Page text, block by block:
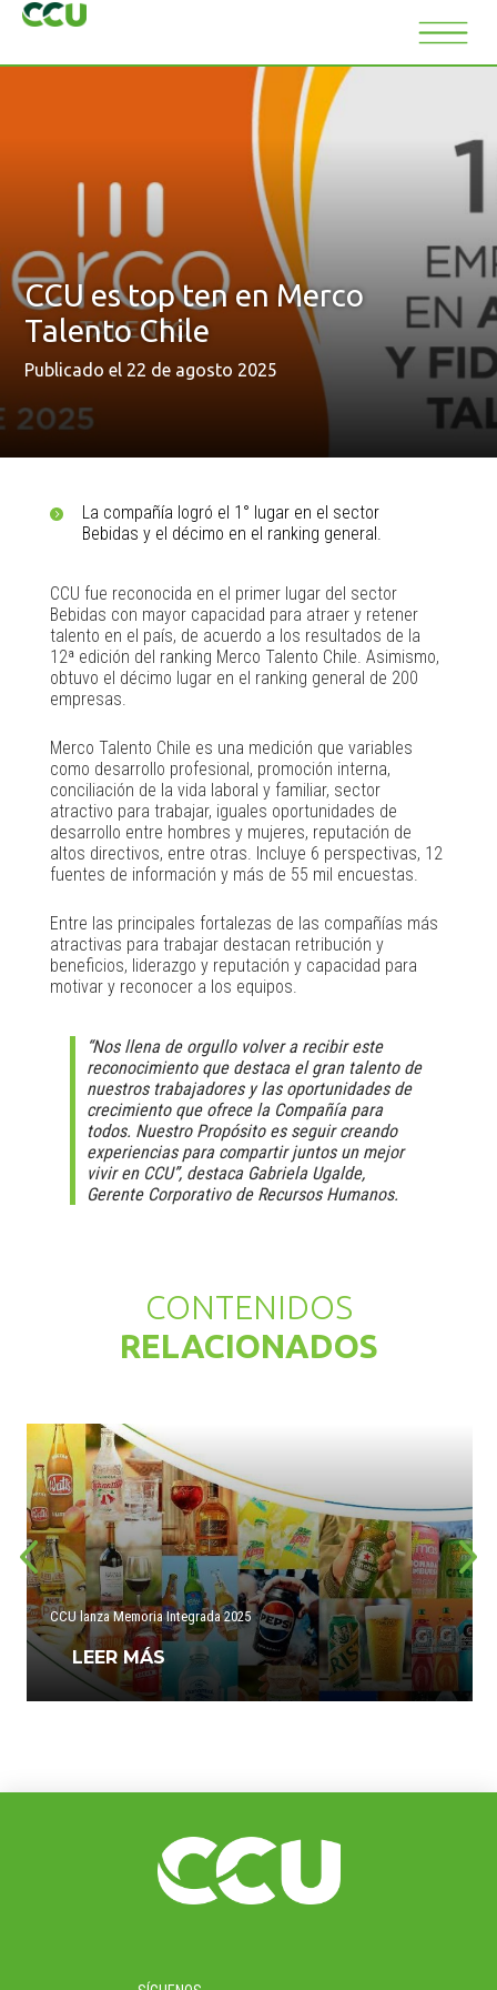
CCU es top ten en Merco
Talento Chile
Publicado el 22 de agosto 2025
La compañía logró el 1° lugar en el sector
Bebidas y el décimo en el ranking general.
CCU fue reconocida en el primer lugar del sector
Bebidas con mayor capacidad para atraer y retener
talento en el país, de acuerdo a los resultados de la
12ª edición del ranking Merco Talento Chile. Asimismo,
obtuvo el décimo lugar en el ranking general de 200
empresas.
Merco Talento Chile es una medición que variables
como desarrollo profesional, promoción interna,
conciliación de la vida laboral y familiar, sector
atractivo para trabajar, iguales oportunidades de
desarrollo entre hombres y mujeres, reputación de
altos directivos, entre otras. Incluye 6 perspectivas, 12
fuentes de información y más de 55 mil encuestas.
Entre las principales fortalezas de las compañías más
atractivas para trabajar destacan retribución y
beneficios, liderazgo y reputación y capacidad para
motivar y reconocer a los equipos.
“Nos llena de orgullo volver a recibir este
reconocimiento que destaca el gran talento de
nuestros trabajadores y las oportunidades de
crecimiento que ofrece la Compañía para
todos. Nuestro Propósito es seguir creando
experiencias para compartir juntos un mejor
vivir en CCU”, destaca Gabriela Ugalde,
Gerente Corporativo de Recursos Humanos.
CONTENIDOS
RELACIONADOS
CCU lanza Memoria Integrada 2025
LEER MÁS